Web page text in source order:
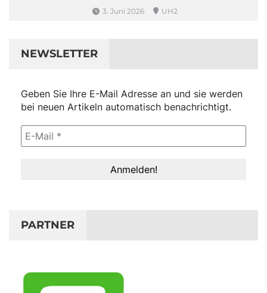
3. Juni 2026 UH2
NEWSLETTER
Geben Sie Ihre E-Mail Adresse an und sie werden
bei neuen Artikeln automatisch benachrichtigt.
PARTNER